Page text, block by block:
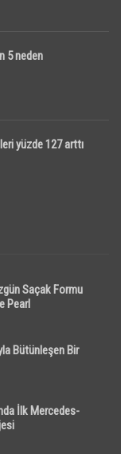
5 neden
yüzde 127 arttı
Saçak Formu
Pearl
Bütünleşen Bir
İlk Mercedes-